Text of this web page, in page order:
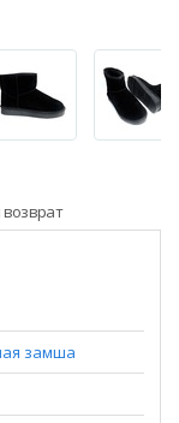
возврат
замша